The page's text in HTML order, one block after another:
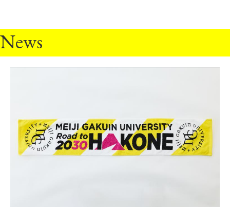
2026年9月入学者向け 新入生サイト
News